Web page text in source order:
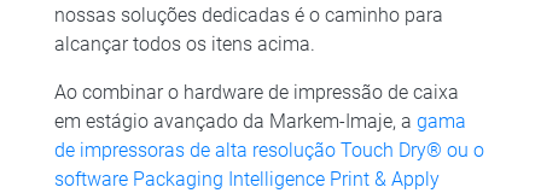
nossas soluções dedicadas é o caminho para
alcançar todos os itens acima.​
Ao combinar o hardware de impressão de caixa
em estágio avançado da Markem-Imaje, a gama
de impressoras de alta resolução Touch Dry® ou o
software Packaging Intelligence Print & Apply